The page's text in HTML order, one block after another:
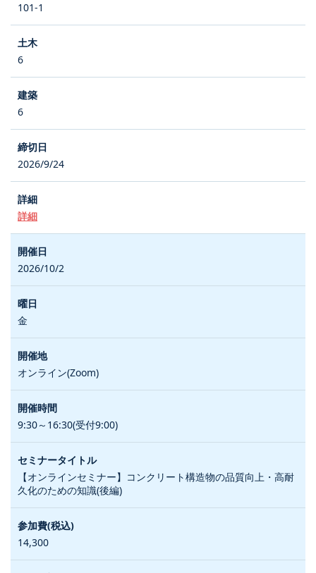
101-1
6
6
2026/9/24
詳細
2026/10/2
金
オンライン(Zoom)
9:30～16:30(受付9:00)
【オンラインセミナー】コンクリート構造物の品質向上・高耐
久化のための知識(後編)
14,300